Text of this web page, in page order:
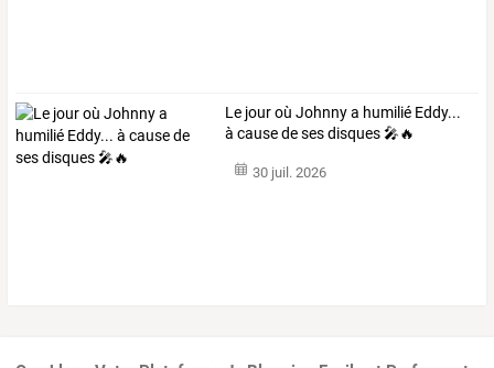
Le jour où Johnny a humilié Eddy...
à cause de ses disques 🎤🔥
30 juil. 2026